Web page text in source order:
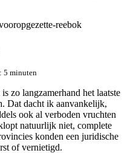
reebok
5 minuten
zo langzamerhand het laatste
Dat dacht ik aanvankelijk,
ook al verboden vruchten
natuurlijk niet, complete
konden een juridische
of vernietigd.